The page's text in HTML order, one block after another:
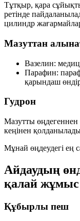
Тұтқыр, қара
ретінде
цилиндр
Мазуттан
Вазелин:
Парафин:
қарындаш
Гудрон
Мазутты
кеңінен
Мұнай өңдеудегі ең
Айдаудың
қалай жұмыс
Құбырлы пеш